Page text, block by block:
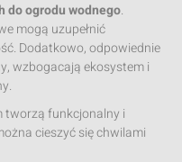
do ogrodu wodnego.
mogą uzupełnić
Dodatkowo, odpowiednie
wzbogacają ekosystem i
tworzą funkcjonalny i
cieszyć się chwilami